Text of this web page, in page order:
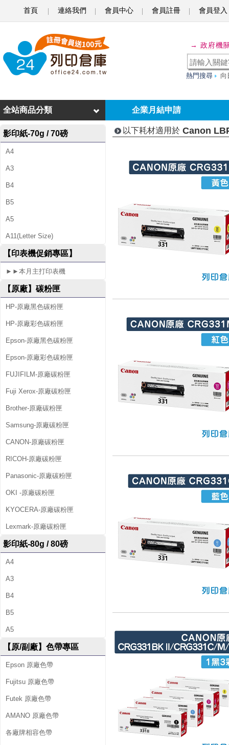
首頁 連絡我們 會員中心 會員註冊 會員登入
n
n
L
B
P
7
n
→ 政府機
熱門搜尋 向
企業月結申請
全站商品分類
影印紙-70g / 70磅
A4
A3
B4
B5
A5
A11(Letter Size)
【印表機促銷專區】
►►本月主打印表機
【原廠】碳粉匣
HP-原廠黑色碳粉匣
HP-原廠彩色碳粉匣
Epson-原廠黑色碳粉匣
Epson-原廠彩色碳粉匣
FUJIFILM-原廠碳粉匣
Fuji Xerox-原廠碳粉匣
Brother-原廠碳粉匣
Samsung-原廠碳粉匣
CANON-原廠碳粉匣
RICOH-原廠碳粉匣
Panasonic-原廠碳粉匣
OKI -原廠碳粉匣
KYOCERA-原廠碳粉匣
Lexmark-原廠碳粉匣
影印紙-80g / 80磅
A4
A3
B4
B5
A5
【原/副廠】色帶專區
Epson 原廠色帶
Fujitsu 原廠色帶
Futek 原廠色帶
AMANO 原廠色帶
各廠牌相容色帶
以下耗材適用於 Canon